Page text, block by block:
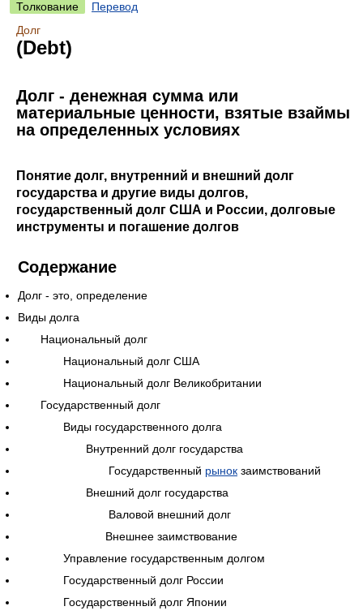
Толкование
Перевод
Долг
(Debt)
Долг - денежная сумма или
материальные ценности, взятые взаймы
на определенных условиях
Понятие долг, внутренний и внешний долг
государства и другие виды долгов,
государственный долг США и России, долговые
инструменты и погашение долгов
Содержание
Долг - это, определение
Виды долга
Национальный долг
Национальный долг США
Национальный долг Великобритании
Государственный долг
Виды государственного долга
Внутренний долг государства
Государственный рынок заимствований
Внешний долг государства
Валовой внешний долг
Внешнее заимствование
Управление государственным долгом
Государственный долг России
Государственный долг Японии